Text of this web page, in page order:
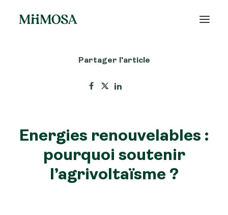
Découvrir MiiMOSA
Partager l'article
Energies renouvelables :
pourquoi soutenir
l’agrivoltaïsme ?